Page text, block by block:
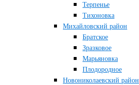
Терпенье
Тихоновка
Михайловский район
Братское
Зразковое
Марьяновка
Плодородное
Новониколаевский район